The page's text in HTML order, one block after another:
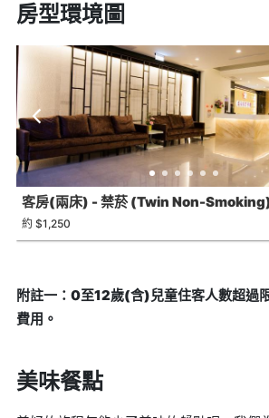
房型環境圖
客房(兩床) - 禁菸 (Twin Non-
約 $1,250
附註一：0至12歲(含)兒童住客人數超過
費用。
美味餐點